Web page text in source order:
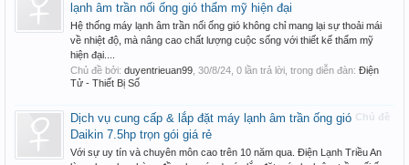
lạnh âm trần nối ống gió thẩm mỹ hiện đại
Hệ thống máy lạnh âm trần nối ống gió không chỉ mang lại sự thoải mái
về nhiệt độ, mà nâng cao chất lượng cuộc sống với thiết kế thẩm mỹ
hiện đại....
Chủ đề bởi: duyentrieuan99 30/8/24 , 0 lần trả lời, trong diễn đàn: Điện
Tử - Thiết Bị Số
Chủ đề
Dịch vụ cung cấp & lắp đặt máy lạnh âm trần ống gió
Daikin 7.5hp trọn gói giá rẻ
Với sự uy tín và chuyên môn cao trên 10 năm qua. Điện Lạnh Triều An